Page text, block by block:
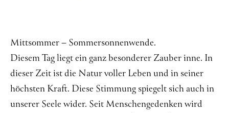
Kontakt
Mittsommer – Sommersonnenwende.
Diesem Tag liegt ein ganz besonderer Zauber inne. In
dieser Zeit ist die Natur voller Leben und in seiner
höchsten Kraft. Diese Stimmung spiegelt sich auch in
unserer Seele wider. Seit Menschengedenken wird